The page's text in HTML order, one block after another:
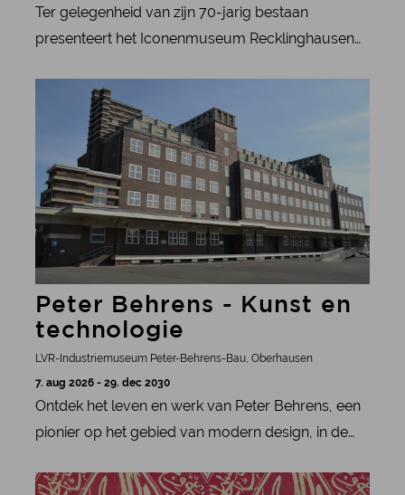
Ter gelegenheid van zijn 70-jarig bestaan
presenteert het Iconenmuseum Recklinghausen
uit de 17e tot en met de 19e eeuw.
Peter Behrens - Kunst en
technologie
LVR-Industriemuseum Peter-Behrens-Bau, Oberhausen
7. aug 2026 - 29. dec 2030
Ontdek het leven en werk van Peter Behrens, een
pionier op het gebied van modern design, in de
Industriemuseum in Oberhausen.
meer informatie
meer informatie